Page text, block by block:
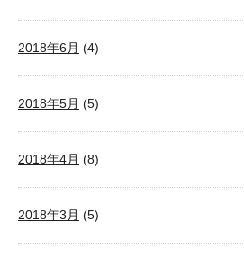
2018年6月 (4)
2018年5月 (5)
2018年4月 (8)
2018年3月 (5)